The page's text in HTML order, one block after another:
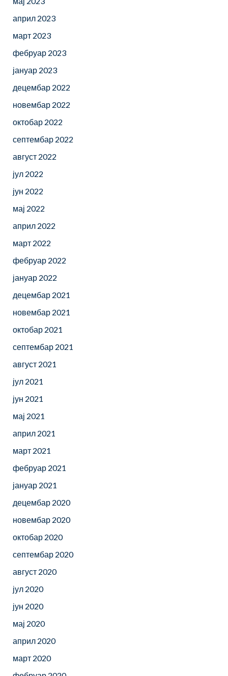
април 2023
март 2023
фебруар 2023
јануар 2023
децембар 2022
новембар 2022
октобар 2022
септембар 2022
август 2022
јул 2022
јун 2022
мај 2022
април 2022
март 2022
фебруар 2022
јануар 2022
децембар 2021
новембар 2021
октобар 2021
септембар 2021
август 2021
јул 2021
јун 2021
мај 2021
април 2021
март 2021
фебруар 2021
јануар 2021
децембар 2020
новембар 2020
октобар 2020
септембар 2020
август 2020
јул 2020
јун 2020
мај 2020
април 2020
март 2020